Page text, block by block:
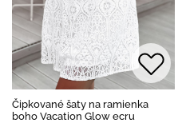
Čipkované šaty na ramienka
boho Vacation Glow ecru